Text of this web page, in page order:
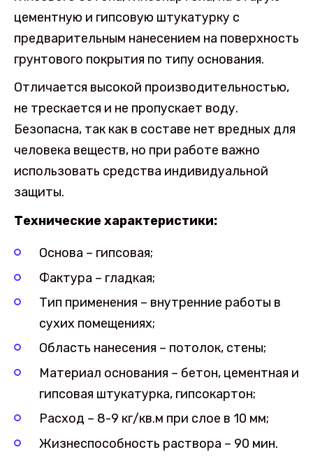
цементную и гипсовую штукатурку с
предварительным нанесением на поверхность
грунтового покрытия по типу основания.
Отличается высокой производительностью,
не трескается и не пропускает воду.
Безопасна, так как в составе нет вредных для
человека веществ, но при работе важно
использовать средства индивидуальной
защиты.
Технические характеристики:
Основа – гипсовая;
Фактура – гладкая;
Тип применения – внутренние работы в
сухих помещениях;
Область нанесения – потолок, стены;
Материал основания – бетон, цементная и
гипсовая штукатурка, гипсокартон;
Расход – 8-9 кг/кв.м при слое в 10 мм;
Жизнеспособность раствора – 90 мин.